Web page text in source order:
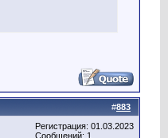
#883
Регистрация: 01.03.2023
Сообщений: 1